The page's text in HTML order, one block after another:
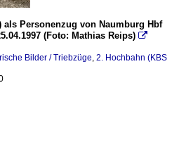
als Personenzug von Naumburg Hbf
(Foto: Mathias Reips) 
Bilder / Triebzüge 2. Hochbahn (KBS